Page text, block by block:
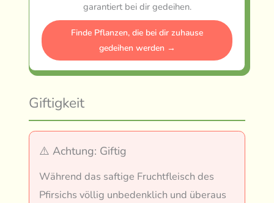
garantiert bei dir gedeihen.
Finde Pflanzen, die bei dir zuhause
gedeihen werden →
Giftigkeit
⚠️ Achtung: Giftig
Während das saftige Fruchtfleisch des
Pfirsichs völlig unbedenklich und überaus